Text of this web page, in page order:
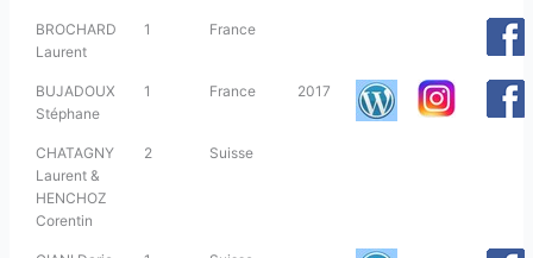
BROCHARD
Laurent
1 France
BUJADOUX
Stéphane
1 France 2017
CHATAGNY
Laurent &
HENCHOZ
Corentin
2 Suisse